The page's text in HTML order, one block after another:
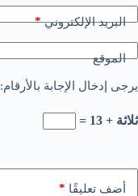
البريد الإلكتروني*
الموقع
يرجى إدخال الإجابة بالأرقام:
ثلاثة + 13 =
أضف تعليقًا *